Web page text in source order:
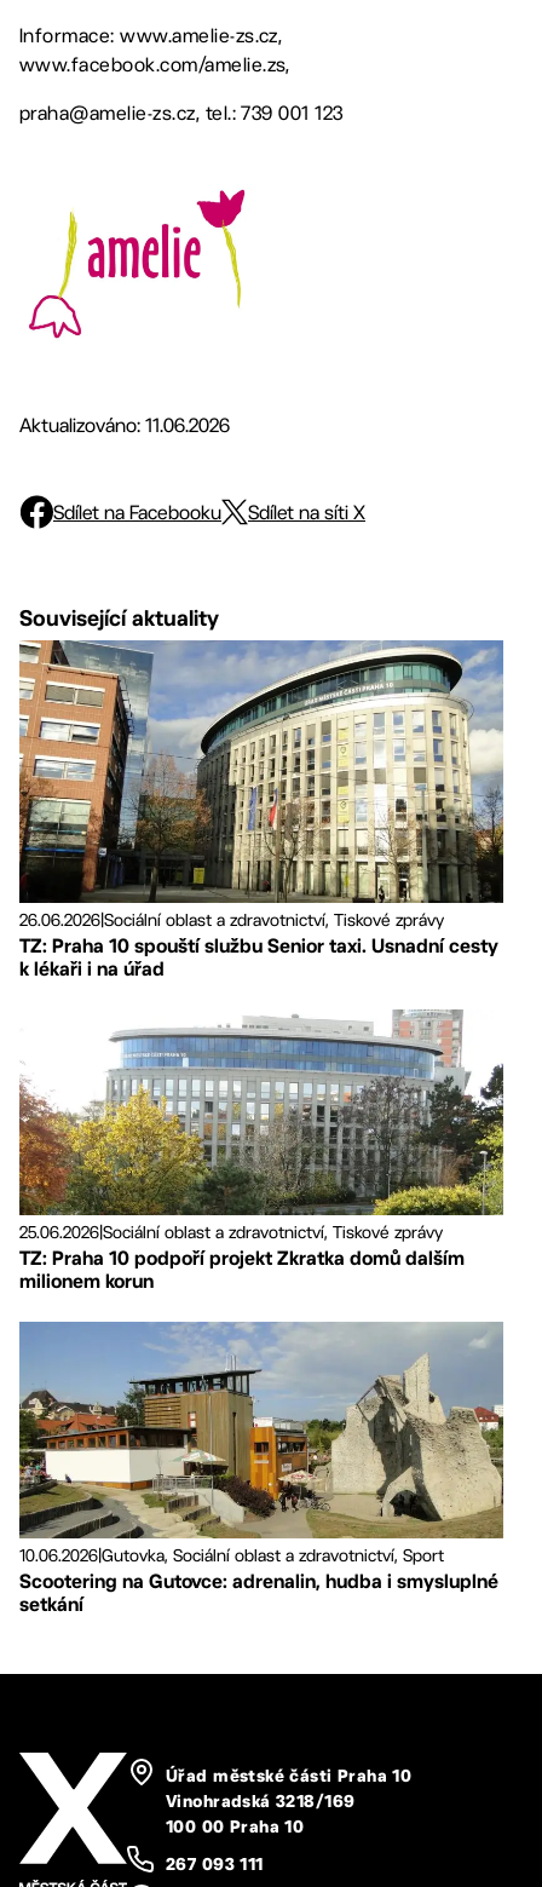
Informace: www.amelie-zs.cz,
www.facebook.com/amelie.zs,
praha@amelie-zs.cz, tel.: 739 001 123
Aktualizováno: 11.06.2026
Sdílet na Facebooku Sdílet na síti X
Související aktuality
26.06.2026|Sociální oblast a zdravotnictví, Tiskové zprávy
TZ: Praha 10 spouští službu Senior taxi. Usnadní cesty
k lékaři i na úřad
25.06.2026Sociální oblast a zdravotnictví, Tiskové zprávy
TZ: Praha 10 podpoří projekt Zkratka domů dalším
milionem korun
10.06.2026|Gutovka, Sociální oblast a zdravotnictví, Sport
Scootering na Gutovce: adrenalin, hudba i smysluplné
setkání
Úřad městské části Praha 10
Vinohradská 3218/169
100 00 Praha 10
267 093 111